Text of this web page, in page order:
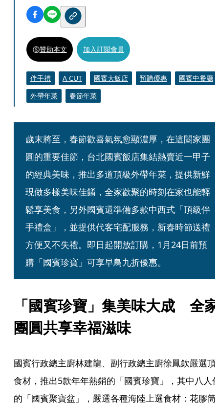
贊助本文 加入訂閱會員
伴手禮 A CUT 國賓大飯店 預購優惠
國賓中餐廳
外帶年菜
春節年菜
歲末將至，春節歡喜氣氛愈顯濃厚，在這闔家團
圓的重要佳節，台北國賓飯店集結熱賣近一甲子
的經典美味，推出多道頂級外帶年菜，提供新鮮
現做多樣美味佳餚，全家歡聚的時刻在家也能輕
鬆享美食，另外國賓還準備多款中西式「頂級伴
手禮盒」，並提供代客宅配服務，新春時節送禮
方便又不失禮。即日起開放訂購，1月24日前預
購「國賓珍寶」可享早鳥九折優惠。
「國賓珍寶」集美味大成　全家
團圓共享幸福滋味
國賓行政總主廚林建龍、副行政總主廚徐鳳欽嚴選頂
食材，推出5款年年熱銷的「國賓珍寶」，其中八人
的「國賓聚寶盆」，嚴選各種海陸上選食材：花膠筒